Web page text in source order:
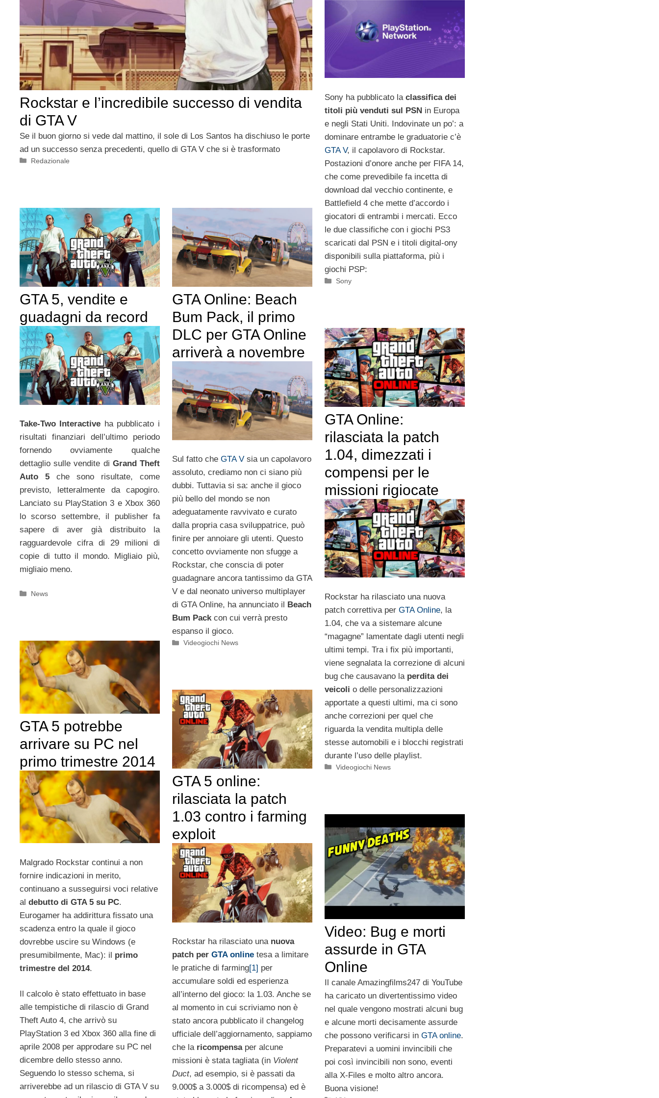
Rockstar e l’incredibile successo di vendita
di GTA V
Se il buon giorno si vede dal mattino, il sole di Los Santos ha dischiuso le porte
ad un successo senza precedenti, quello di GTA V che si è trasformato
Categorie
Redazionale
Sony ha pubblicato la classifica dei
titoli più venduti sul PSNin Europa
e negli Stati Uniti. Indovinate un po’: a
dominare entrambe le graduatorie c’è
GTA V, il capolavoro di Rockstar.
Postazioni d’onore anche per FIFA 14,
che come prevedibile fa incetta di
download dal vecchio continente, e
Battlefield 4 che mette d’accordo i
giocatori di entrambi i mercati. Ecco
le due classifiche con i giochi PS3
scaricati dal PSN e i titoli digital-ony
disponibili sulla piattaforma, più i
giochi PSP:
Categorie
Sony
GTA 5, vendite e
guadagni da record
Take-Two Interactive ha pubblicato i
risultati finanziari dell’ultimo periodo
fornendo ovviamente qualche
dettaglio sulle vendite di Grand Theft
Auto 5 che sono risultate, come
previsto, letteralmente da capogiro.
Lanciato su PlayStation 3 e Xbox 360
lo scorso settembre, il publisher fa
sapere di aver già distribuito la
ragguardevole cifra di 29 milioni di
copie di tutto il mondo. Migliaio più,
migliaio meno.
Categorie
News
GTA Online: Beach
Bum Pack, il primo
DLC per GTA Online
arriverà a novembre
Sul fatto che GTA Vsia un capolavoro
assoluto, crediamo non ci siano più
dubbi. Tuttavia si sa: anche il gioco
più bello del mondo se non
adeguatamente ravvivato e curato
dalla propria casa sviluppatrice, può
finire per annoiare gli utenti. Questo
concetto ovviamente non sfugge a
Rockstar, che conscia di poter
guadagnare ancora tantissimo da GTA
V e dal neonato universo multiplayer
di GTA Online, ha annunciato il
Beach
Bum Packcon cui verrà presto
espanso il gioco.
Categorie
Videogiochi News
GTA Online:
rilasciata la patch
1.04, dimezzati i
compensi per le
missioni rigiocate
Rockstar ha rilasciato una nuova
patch correttiva per GTA Online, la
1.04, che va a sistemare alcune
“magagne” lamentate dagli utenti negli
ultimi tempi. Tra i fix più importanti,
viene segnalata la correzione di alcuni
bug che causavano la perdita dei
veicoli o delle personalizzazioni
apportate a questi ultimi, ma ci sono
anche correzioni per quel che
riguarda la vendita multipla delle
stesse automobili e i blocchi registrati
durante l’uso delle playlist.
Categorie
Videogiochi News
GTA 5 potrebbe
arrivare su PC nel
primo trimestre 2014
Malgrado Rockstar continui a non
fornire indicazioni in merito,
continuano a susseguirsi voci relative
al debutto di GTA 5 su PC.
Eurogamer ha addirittura fissato una
scadenza entro la quale il gioco
dovrebbe uscire su Windows (e
presumibilmente, Mac): il primo
trimestre del 2014.
Il calcolo è stato effettuato in base
alle tempistiche di rilascio di Grand
Theft Auto 4, che arrivò su
PlayStation 3 ed Xbox 360 alla fine di
aprile 2008 per approdare su PC nel
dicembre dello stesso anno.
Seguendo lo stesso schema, si
arriverebbe ad un rilascio di GTA V su
GTA 5 online:
rilasciata la patch
1.03 contro i farming
exploit
Rockstar ha rilasciato una nuova
patch per GTA onlinetesa a limitare
le pratiche di farming[1] per
accumulare soldi ed esperienza
all’interno del gioco: la 1.03. Anche se
al momento in cui scriviamo non è
stato ancora pubblicato il changelog
ufficiale dell’aggiornamento, sappiamo
che la ricompensaper alcune
missioni è stata tagliata (in Violent
Duct, ad esempio, si è passati da
9.000$ a 3.000$ di ricompensa) ed è
Video: Bug e morti
assurde in GTA
Online
Il canale Amazingfilms247 di YouTube
ha caricato un divertentissimo video
nel quale vengono mostrati alcuni bug
e alcune morti decisamente assurde
che possono verificarsi in GTA online.
Preparatevi a uomini invincibili che
poi così invincibili non sono, eventi
alla X-Files e molto altro ancora.
Buona visione!